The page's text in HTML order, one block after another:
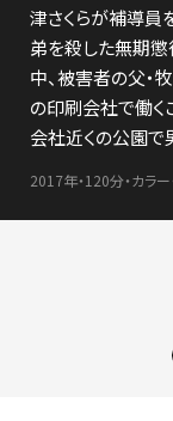
津さくらが補導員
弟を殺した無期懲
中、被害者の父・
の印刷会社で働く
会社近くの公園
2017年・120分・カラ